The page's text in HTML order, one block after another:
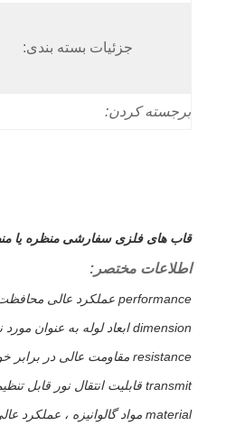
جزئیات بسته بندی:
برجسته کردن:
قاب های فلزی سفارشی منظره یا
اطلاعات مختصر:
performance عملکرد عالی محافظت در برابر زنگ زدگی
dimension ابعاد لوله به عنوان مورد نیاز شما سفارشی می شود
resistance مقاومت عالی در برابر خوردگی برای استفاده طولانی مدت
transmit قابلیت انتقال نور قابل تنظیم با توجه به تقاضا
material مواد گالوانیزه ، عملکرد عالی محافظت در برابر زنگ زدگی